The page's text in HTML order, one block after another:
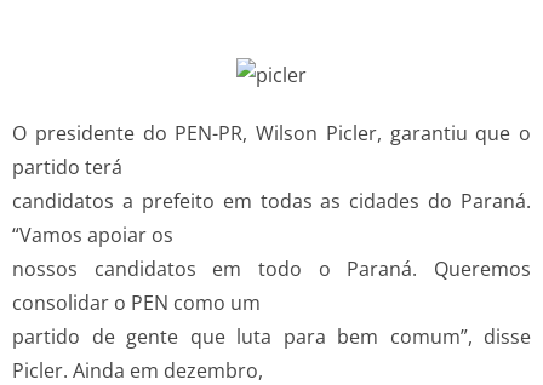
O presidente do PEN-PR, Wilson Picler, garantiu que o
partido terá
candidatos a prefeito em todas as cidades do Paraná.
“Vamos apoiar os
nossos candidatos em todo o Paraná. Queremos
consolidar o PEN como um
partido de gente que luta para bem comum”, disse
Picler. Ainda em dezembro,